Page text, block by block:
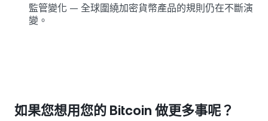
監管變化 — 全球圍繞加密貨幣產品的規則仍在不斷演
變。
如果您想用您的 Bitcoin 做更多事呢？